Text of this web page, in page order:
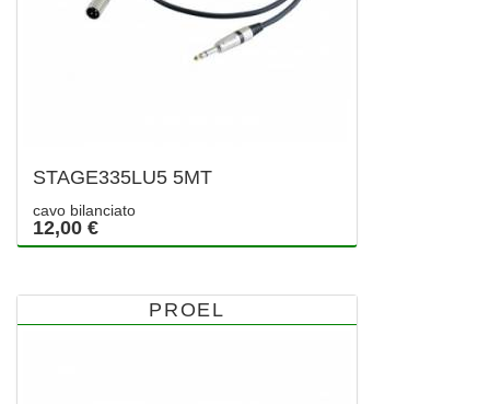
STAGE335LU5 5MT
cavo bilanciato
12,00 €
PROEL